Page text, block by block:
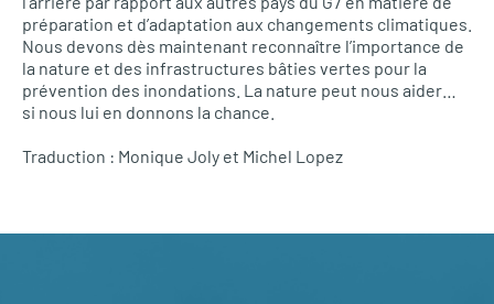
préparation et d’adaptation aux changements climatiques.
Nous devons dès maintenant reconnaître l’importance de
la nature et des infrastructures bâties vertes pour la
prévention des inondations. La nature peut nous aider…
si nous lui en donnons la chance.
Traduction : Monique Joly et Michel Lopez